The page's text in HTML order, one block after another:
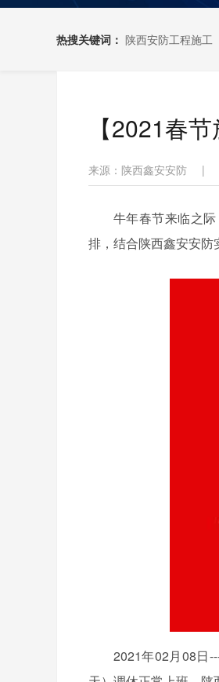
热搜关键词： 陕西安防工程施工
【2021春
来源：陕西鑫安安防 |
牛年春节来临之际
排，结合陕西鑫安安防
2021年02月08日----